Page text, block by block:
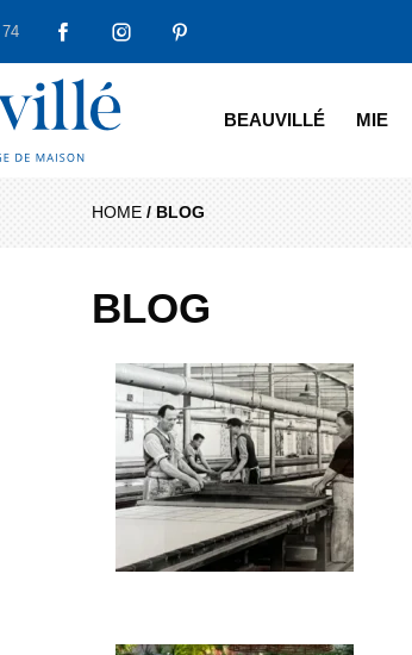
FACEBOOKINSTAGRAMPINTEREST
tradition
BEAUVILLÉ
MIE
HOME / BLOG
BLOG